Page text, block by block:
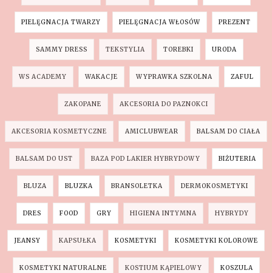
PIELĘGNACJA TWARZY PIELĘGNACJA WŁOSÓW PREZENT
SAMMY DRESS TEKSTYLIA TOREBKI URODA
WS ACADEMY WAKACJE WYPRAWKA SZKOLNA ZAFUL
ZAKOPANE AKCESORIA DO PAZNOKCI
AKCESORIA KOSMETYCZNE AMICLUBWEAR BALSAM DO CIAŁA
BALSAM DO UST BAZA POD LAKIER HYBRYDOWY BIŻUTERIA
BLUZA BLUZKA BRANSOLETKA DERMOKOSMETYKI
DRES FOOD GRY HIGIENA INTYMNA HYBRYDY
JEANSY KAPSUŁKA KOSMETYKI KOSMETYKI KOLOROWE
KOSMETYKI NATURALNE KOSTIUM KĄPIELOWY KOSZULA